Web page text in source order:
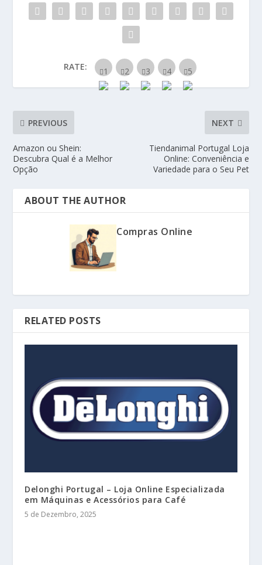
RATE:
PREVIOUS
Amazon ou Shein:
Descubra Qual é a Melhor
Opção
NEXT
Tiendanimal Portugal Loja
Online: Conveniência e
Variedade para o Seu Pet
ABOUT THE AUTHOR
Compras Online
RELATED POSTS
Delonghi Portugal – Loja Online Especializada
em Máquinas e Acessórios para Café
5 de Dezembro, 2025